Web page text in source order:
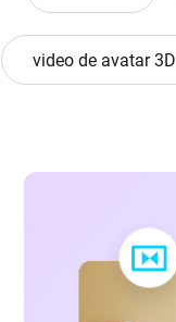
video de avatar 3D